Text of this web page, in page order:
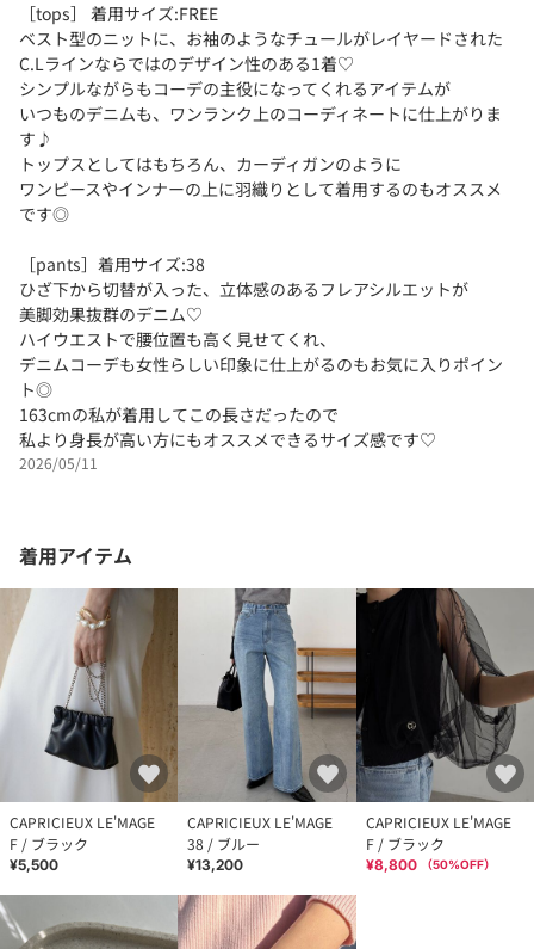
［tops］ 着用サイズ:FREE
ベスト型のニットに、お袖のようなチュールがレイヤードされた
C.Lラインならではのデザイン性のある1着♡
シンプルながらもコーデの主役になってくれるアイテムが
いつものデニムも、ワンランク上のコーディネートに仕上がりま
す♪
トップスとしてはもちろん、カーディガンのように
ワンピースやインナーの上に羽織りとして着用するのもオススメ
です◎
［pants］着用サイズ:38
ひざ下から切替が入った、立体感のあるフレアシルエットが
美脚効果抜群のデニム♡
ハイウエストで腰位置も高く見せてくれ、
デニムコーデも女性らしい印象に仕上がるのもお気に入りポイン
ト◎
163cmの私が着用してこの長さだったので
私より身長が高い方にもオススメできるサイズ感です♡
2026/05/11
着用アイテム
CAPRICIEUX LE'MAGE
F / ブラック
¥5,500
CAPRICIEUX LE'MAGE
38 / ブルー
¥13,200
CAPRICIEUX LE'MAGE
F / ブラック
¥8,800 （50%OFF）